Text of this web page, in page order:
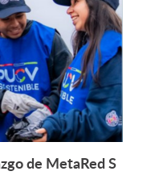
Leer más +
de MetaRed S